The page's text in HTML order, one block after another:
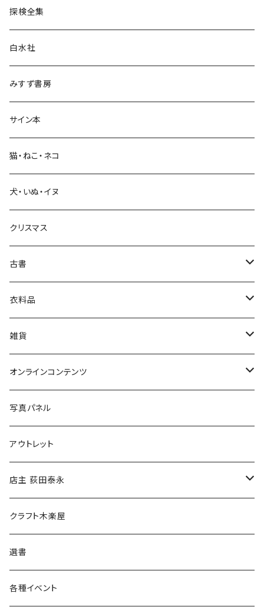
言語・ことば
生活・暮らし
芸術・絵画・写真
絵本・児童書
娯楽・エンターテインメント
探検全集
白水社
みすず書房
サイン本
猫・ねこ・ネコ
犬・いぬ・イヌ
クリスマス
古書
古書セット
美術
衣料品
POLEWARDS
Tシャツ
雑貨
バッグ
ブックカバー
マグカップ
傘
食料品
その他
オンラインコンテンツ
冒険クロストーク
写真パネル
アウトレット
店主 荻田泰永
書籍
ウェア
クラフト木楽屋
選書
各種イベント